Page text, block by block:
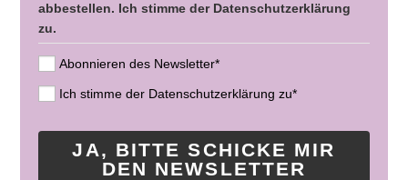
abbestellen. Ich stimme der Datenschutzerklärung
zu.
Abonnieren des Newsletter*
Ich stimme der Datenschutzerklärung zu*
JA, BITTE SCHICKE MIR
DEN NEWSLETTER